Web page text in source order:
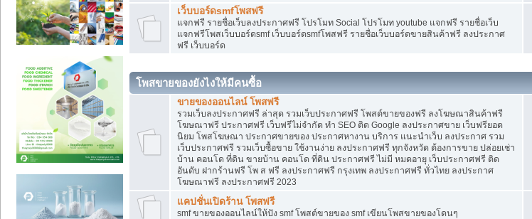
เว็บบอร์ดsmfโพสฟรี
แจกฟรี รายชื่อเว็บลงประกาศฟรี โปรโมท Social โปรโมท youtube แจกฟรี รายชื่อเว็บ
แจกฟรีโพสเว็บบอร์ดsmf เว็บบอร์ดsmfโพสฟรี รายชื่อเว็บบอร์ดขายสินค้าฟรี ลงประกาศ
ฟรี เว็บบอร์ด
โพสขายของยังไงให้มีคนซื้อ
ขายของออนไลน์ โพสฟรี
รวมเว็บลงประกาศฟรี ล่าสุด รวมเว็บประกาศฟรี โพสต์ขายของฟรี ลงโฆษณาสินค้าฟรี
โฆษณาฟรี ประกาศฟรี เว็บฟรีไม่จำกัด ทำ SEO ติด Google ลงประกาศขาย เว็บฟรียอด
นิยม โพสโฆษณา ประกาศขายของ ประกาศหางาน บริการ แนะนำเว็บ ลงประกาศ รวม
เว็บประกาศฟรี รวมเว็บซื้อขาย ใช้งานง่าย ลงประกาศฟรี ทุกจังหวัด ต้องการขาย ปล่อยเช่า
บ้าน คอนโด ที่ดิน ขายบ้าน คอนโด ที่ดิน ประกาศฟรี ไม่มี หมดอายุ เว็บประกาศฟรี ติด
อันดับ ฝากร้านฟรี โพ ส ฟรี ลงประกาศฟรี กรุงเทพ ลงประกาศฟรี ทั่วไทย ลงประกาศ
โฆษณาฟรี ลงประกาศฟรี 2023
แคปชั่นเปิดร้าน โพสฟรี
smf ขายของออนไลน์ให้ปัง smf โพสต์ขายของ smf เขียนโพสขายของโดนๆ